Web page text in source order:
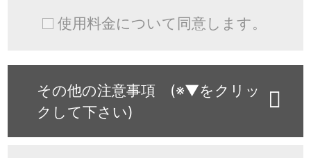
使用料金について同意します。
その他の注意事項 (※▼をクリッ
クして下さい)